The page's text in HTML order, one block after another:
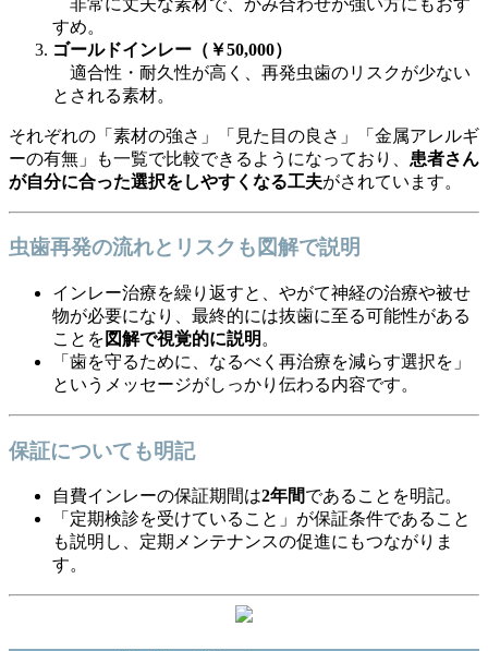
すめ。
ゴールドインレー（￥50,000）
適合性・耐久性が高く、再発虫歯のリスクが少ない
とされる素材。
それぞれの「素材の強さ」「見た目の良さ」「金属アレルギ
ーの有無」も一覧で比較できるようになっており、 患者さん
が自分に合った選択をしやすくなる工夫がされています。
虫歯再発の流れとリスクも図解で説明
インレー治療を繰り返すと、やがて神経の治療や被せ
物が必要になり、最終的には抜歯に至る可能性がある
ことを 図解で視覚的に説明 。
「歯を守るために、なるべく再治療を減らす選択を」
というメッセージがしっかり伝わる内容です。
保証についても明記
自費インレーの保証期間は2年間であることを明記。
「定期検診を受けていること」が保証条件であること
も説明し、定期メンテナンスの促進にもつながりま
す。